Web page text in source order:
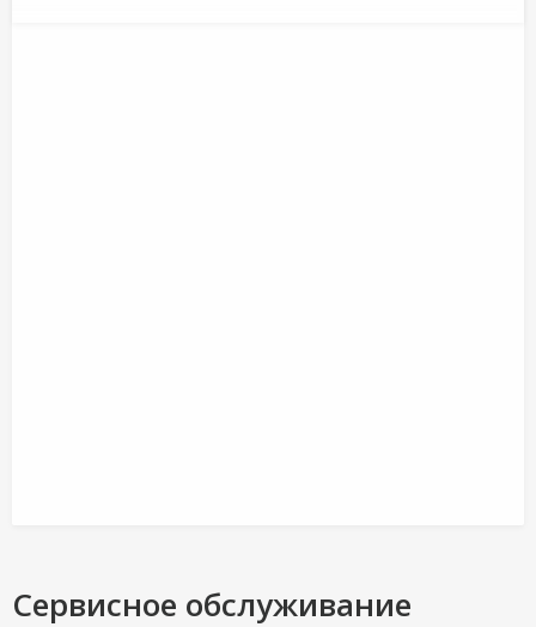
Сервисное обслуживание